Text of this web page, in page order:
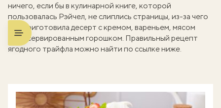
ничего, если бы в кулинарной книге, которой
пользовалась Рэйчел, не слиплись страницы, из-за чего
она приготовила десерт с кремом, вареньем, мясом
и консервированным горошком. Правильный рецепт
ягодного трайфла можно найти по ссылке ниже.